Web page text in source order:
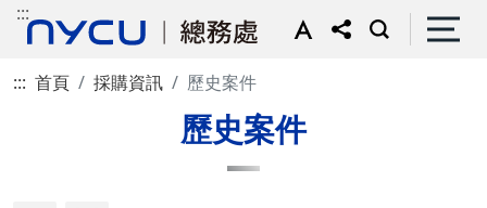
:::
::: 首頁 採購資訊 歷史案件
歷史案件